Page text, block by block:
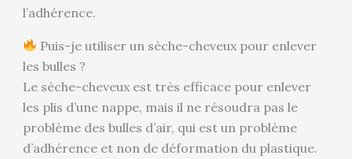
l’adhérence.
Puis-je utiliser un sèche-cheveux pour enlever
les bulles ?
Le sèche-cheveux est très efficace pour enlever
les plis d’une nappe, mais il ne résoudra pas le
problème des bulles d’air, qui est un problème
d’adhérence et non de déformation du plastique.